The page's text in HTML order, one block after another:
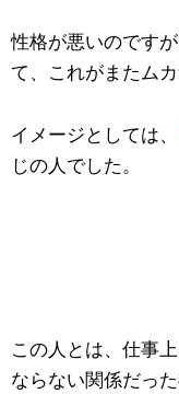
性格が悪いのです
て、これがまたム
イメージとしては、
じの人でした。
この人とは、仕事
ならない関係だっ